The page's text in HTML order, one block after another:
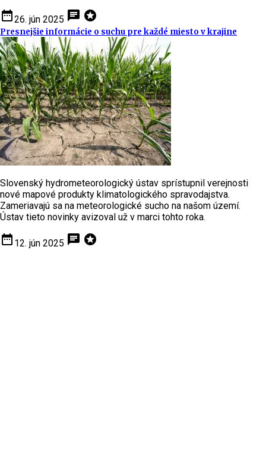
date_range26. jún 2025 chat stars
Presnejšie informácie o suchu pre každé miesto v krajine
Slovenský hydrometeorologický ústav sprístupnil verejnosti
nové mapové produkty klimatologického spravodajstva.
Zameriavajú sa na meteorologické sucho na našom území.
Ústav tieto novinky avizoval už v marci tohto roka.
date_range 12. jún 2025 chat stars